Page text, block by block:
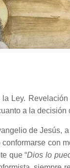
Ley.
a la decisión
de Jesús,
con
que “Dios lo